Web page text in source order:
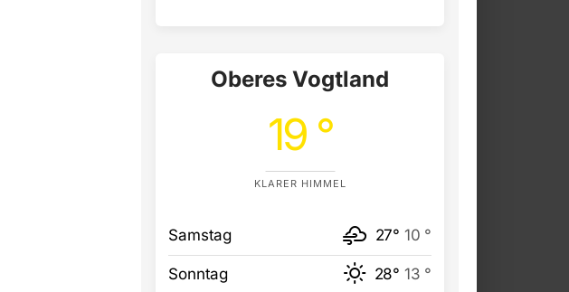
Oberes Vogtland
19 °
KLARER HIMMEL
Samstag 27° 10 °
Sonntag 28° 13 °